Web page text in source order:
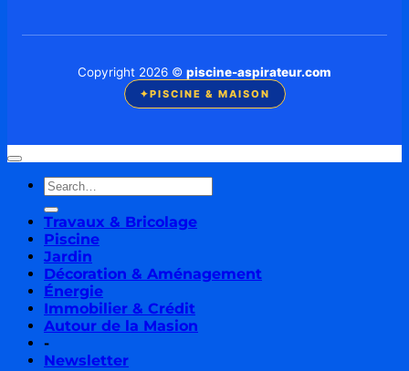
Copyright 2026 © piscine-aspirateur.com
✦PISCINE & MAISON
Travaux & Bricolage
Piscine
Jardin
Décoration & Aménagement
Énergie
Immobilier & Crédit
Autour de la Masion
-
Newsletter